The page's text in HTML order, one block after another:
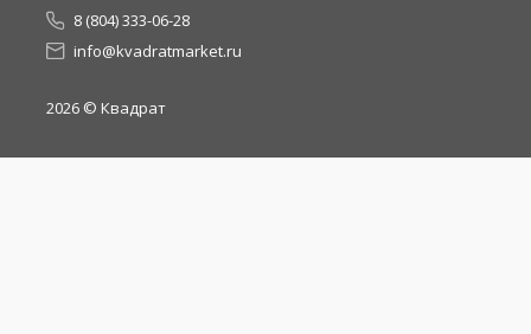
8 (804) 333-06-28
info@kvadratmarket.ru
2026 © Квадрат